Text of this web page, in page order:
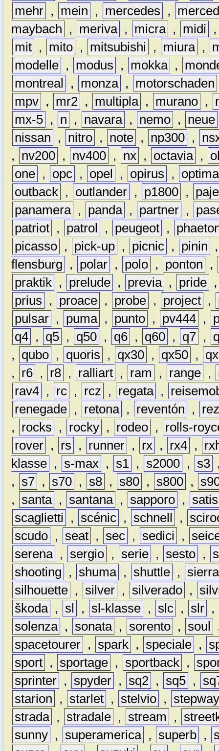
mehr , mein , mercedes ,
maybach
, meriva , micra , midi
mit , mito , mitsubishi , miura ,
modelle , modus , mokka ,
montreal
, monza , motorschaden
mpv , mr2 , multipla , murano ,
mx-5 , n , navara , nemo , neue
nissan
, nitro , note , np300 ,
,
nv200 , nv400 , nx , octavia ,
one , opc , opel , opirus ,
optima
outback , outlander , p1800 ,
panamera , panda , partner ,
patriot , patrol , peugeot ,
picasso , pick-up , picnic , pinin
flensburg
, polar , polo , ponton
,
praktik , prelude , previa , pride
prius
, proace , probe , project ,
pulsar , puma , punto , pv444 ,
q4 , q5 , q50 , q6 , q60 , q7 ,
,
qubo , quoris , qx30 , qx50 ,
,
r6 , r8 , ralliart , ram , range ,
rav4 , rc , rcz , regata ,
renegade , retona , reventón ,
,
rocks , rocky , rodeo ,
rolls-
rover , rs , runner , rx , rx4 ,
klasse , s-max , s1 , s2000 , s3
,
s7 , s70 , s8 , s80 , s800 ,
,
santa , santana , sapporo ,
satis
scaglietti
, scénic , schnell ,
scudo , seat , sec , sedici ,
serena , sergio , serie , sesto ,
shooting
, shuma , shuttle ,
sierra
silhouette , silver , silverado ,
škoda , sl , sl-klasse , slc , slr ,
solenza , sonata , sorento , soul
spacetourer , spark , speciale ,
sport , sportage , sportback ,
sprinter , spyder , sq2 , sq5 ,
starion
, starlet , stelvio ,
strada , stradale , stream ,
sunny , superamerica , superb ,